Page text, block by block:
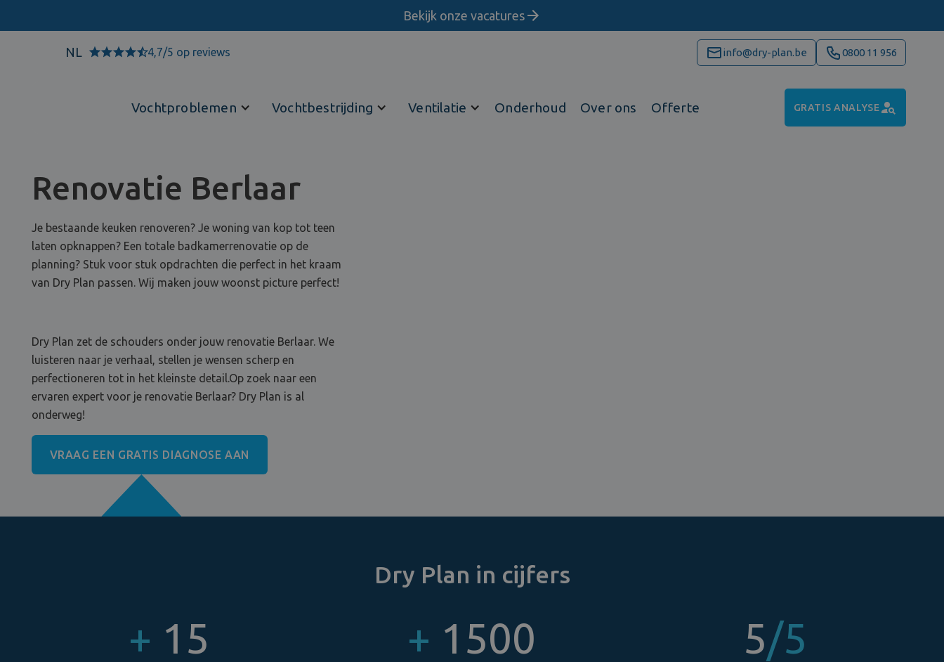
Bekijk onze vacatures
NL 4,7/5 op reviews info@dry-plan.be 0800 11 956
Vochtproblemen Vochtbestrijding Ventilatie Onderhoud Over ons Offerte GRATIS ANALYSE
Renovatie Berlaar
Je bestaande keuken renoveren? Je woning van kop tot teen
laten opknappen? Een totale badkamerrenovatie op de
planning? Stuk voor stuk opdrachten die perfect in het kraam
van Dry Plan passen. Wij maken jouw woonst picture perfect!
Dry Plan zet de schouders onder jouw renovatie Berlaar. We
luisteren naar je verhaal, stellen je wensen scherp en
perfectioneren tot in het kleinste detail.Op zoek naar een
ervaren expert voor je renovatie Berlaar? Dry Plan is al
onderweg!
VRAAG EEN GRATIS DIAGNOSE AAN
Dry Plan in cijfers
+ 15 + 1500 5/5